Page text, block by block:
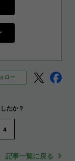
ロー
たか？
4
記事一覧に戻る